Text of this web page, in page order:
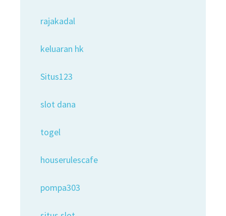
rajakadal
keluaran hk
Situs123
slot dana
togel
houserulescafe
pompa303